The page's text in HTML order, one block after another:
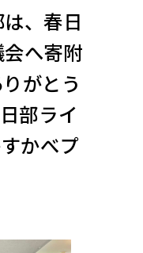
、春日
へ寄附
がとう
部ライ
かべプ